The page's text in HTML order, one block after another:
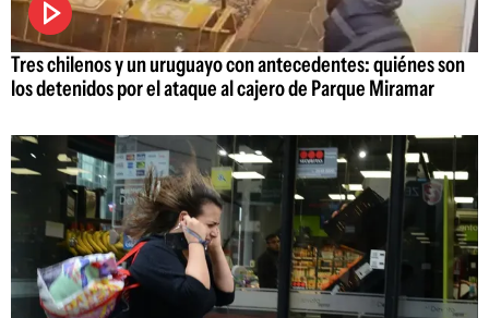
Tres chilenos y un uruguayo con antecedentes: quiénes son
los detenidos por el ataque al cajero de Parque Miramar